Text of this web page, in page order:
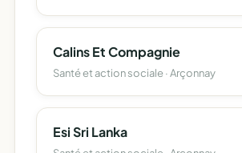
Calins Et Compagnie
Santé et action sociale · Arçonnay
Esi Sri Lanka